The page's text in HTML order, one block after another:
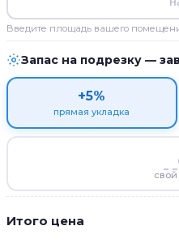
Введите площадь вашего
Запас на подрезку —
+5%
прямая укладка
свой
Итого цена